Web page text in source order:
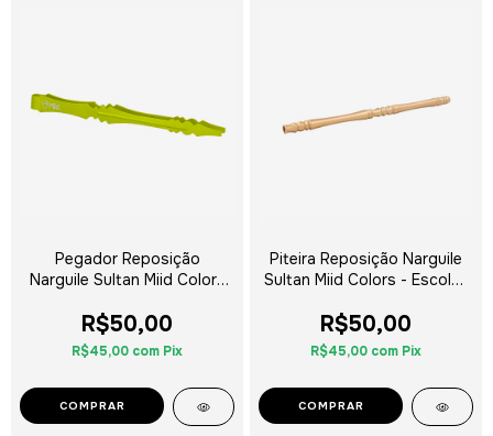
Pegador Reposição
Narguile Sultan Miid Colors
R$50,00
R$45,00 com Pix
COMPRAR
Piteira Reposição Narguile
Sultan Miid Colors - Escolha
R$50,00
R$45,00 com Pix
COMPRAR